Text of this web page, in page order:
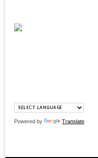
Powered by Translate